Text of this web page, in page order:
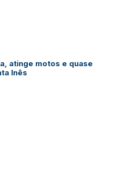
atinge motos e quase
Inês